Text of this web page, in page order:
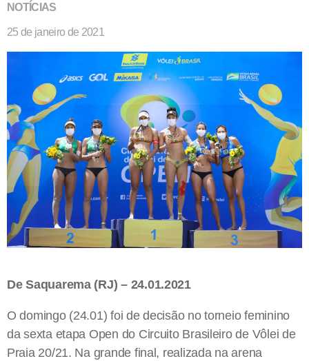
NOTÍCIAS
25 de janeiro de 2021
De Saquarema (RJ) – 24.01.2021
O domingo (24.01) foi de decisão no torneio feminino
da sexta etapa Open do Circuito Brasileiro de Vôlei de
Praia 20/21. Na grande final, realizada na arena